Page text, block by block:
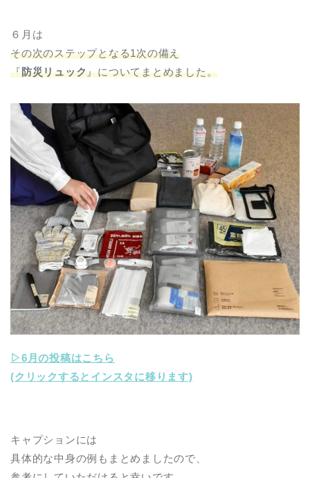
６月は
その次のステップとなる1次の備え
『防災リュック』についてまとめました。
▷6月の投稿はこちら
(クリックするとインスタに移ります)
キャプションには
具体的な中身の例もまとめましたので、